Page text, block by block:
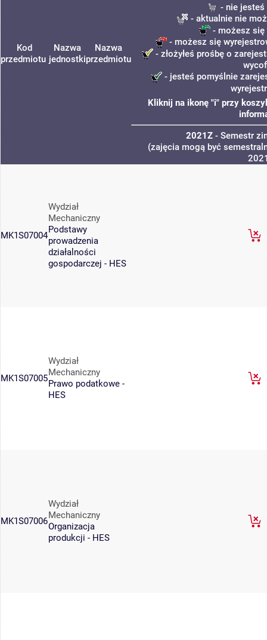
Kod
przedmiotu
Nazwa
jednostki
Nazwa
przedmiotu
- nie
- aktualnie nie
- możesz się
- możesz się
- złożyłeś prośbę o
- jesteś pomyślnie
Kliknij na ikonę "i" przy
2021Z - Semestr
(zajęcia mogą być
MK1S07004
Wydział
Mechaniczny
Podstawy
prowadzenia
działalności
gospodarczej - HES
MK1S07005
Wydział
Mechaniczny
Prawo podatkowe -
HES
MK1S07006
Wydział
Mechaniczny
Organizacja
produkcji - HES